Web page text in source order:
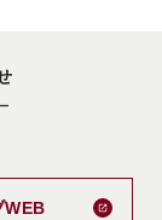
WEB